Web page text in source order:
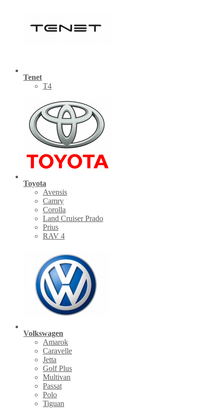
Tenet
Т4
Toyota
Avensis
Camry
Corolla
Land Cruiser Prado
Prius
RAV 4
Volkswagen
Amarok
Caravelle
Jetta
Golf Plus
Multivan
Passat
Polo
Tiguan